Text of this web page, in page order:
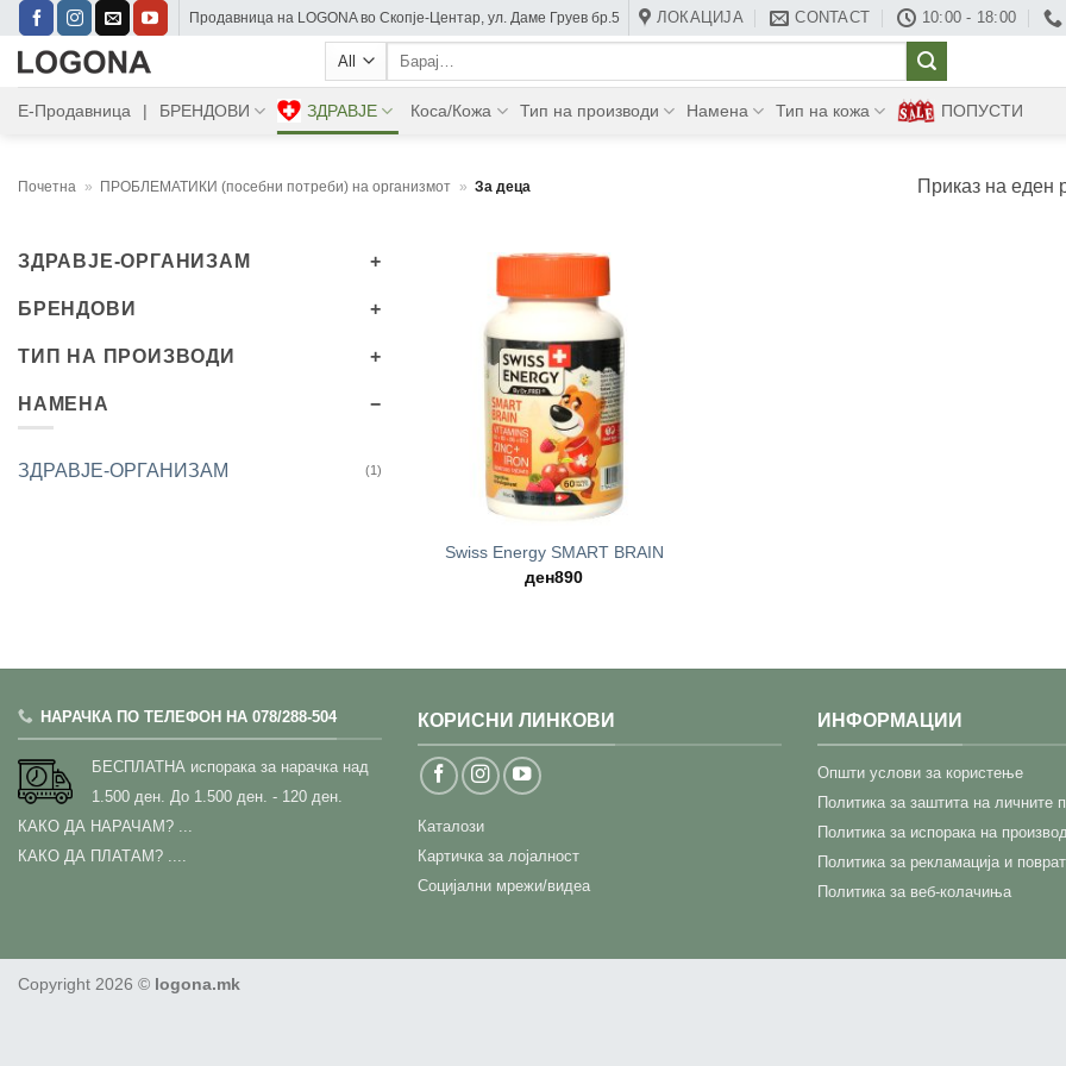
Skip
content
Прoдавница на LOGONA во Скопје-Центар, ул. Даме Груев бр.5 ЛОКАЦИЈА CONTACT 10:00 - 18:00
Барај:
Е-Продавница | БРЕНДОВИ ЗДРАВЈЕ Коса/Кожа Тип на производи Намена Тип на кожа ПОПУСТИ
Почетна » ПРОБЛЕМАТИКИ (посебни потреби) на организмот » За деца Приказ на еден
ЗДРАВЈЕ-ОРГАНИЗАМ
БРЕНДОВИ
ТИП НА ПРОИЗВОДИ
НАМЕНА
ЗДРАВЈЕ-ОРГАНИЗАМ (1)
Swiss Energy SMART BRAIN
ден890
НАРАЧКА ПО ТЕЛЕФОН НА 078/288-504
БЕСПЛАТНА испорака за нарачка над
1.500 ден. До 1.500 ден. - 120 ден.
КАКО ДА НАРАЧАМ? ...
КАКО ДА ПЛАТАМ? ....
КОРИСНИ ЛИНКОВИ
Каталози
Картичка за лојалност
Социјални мрежи/видеа
ИНФОРМАЦИИ
Општи услови за користење
Политика за заштита на личните
Политика за испорака на
Политика за рекламација и
Политика за веб-колачиња
Copyright 2026 © logona.mk